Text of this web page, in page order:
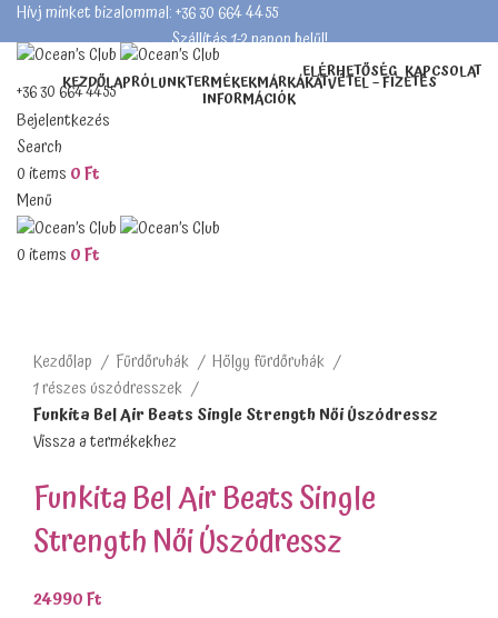
Hívj minket bizalommal: +36 30 664 4455
Szállítás 1-2 napon belül!
ELÉRHETŐSÉG KAPCSOLAT
+36 30 664 4455
Szállítás 1-2 napon belül!
KEZDŐLAPRÓLUNKTERMÉKEKMÁRKÁKÁTVÉTEL – FIZETÉS
INFORMÁCIÓK
Bejelentkezés
Search
0items 0Ft
Menü
0items 0Ft
Teljes méret
Kezdőlap Fürdőruhák
Hölgy fürdőruhák
1 részes úszódresszek
Funkita Bel Air Beats Single Strength Női Úszódressz
Vissza a termékekhez
Funkita Bel Air Beats Single
Strength Női Úszódressz
24990Ft